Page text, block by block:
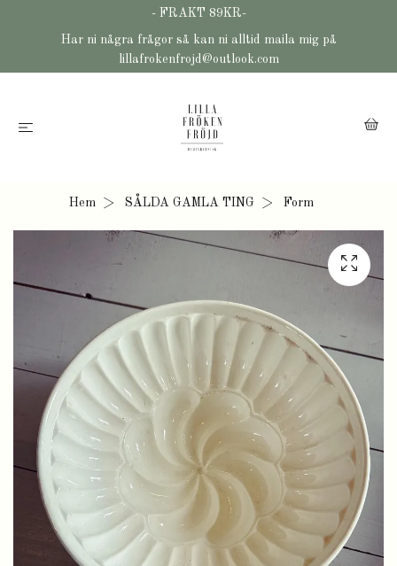
- FRAKT 89KR-
Har ni några frågor så kan ni alltid maila mig på
lillafrokenfrojd@outlook.com
Hem SÅLDA GAMLA TING Form